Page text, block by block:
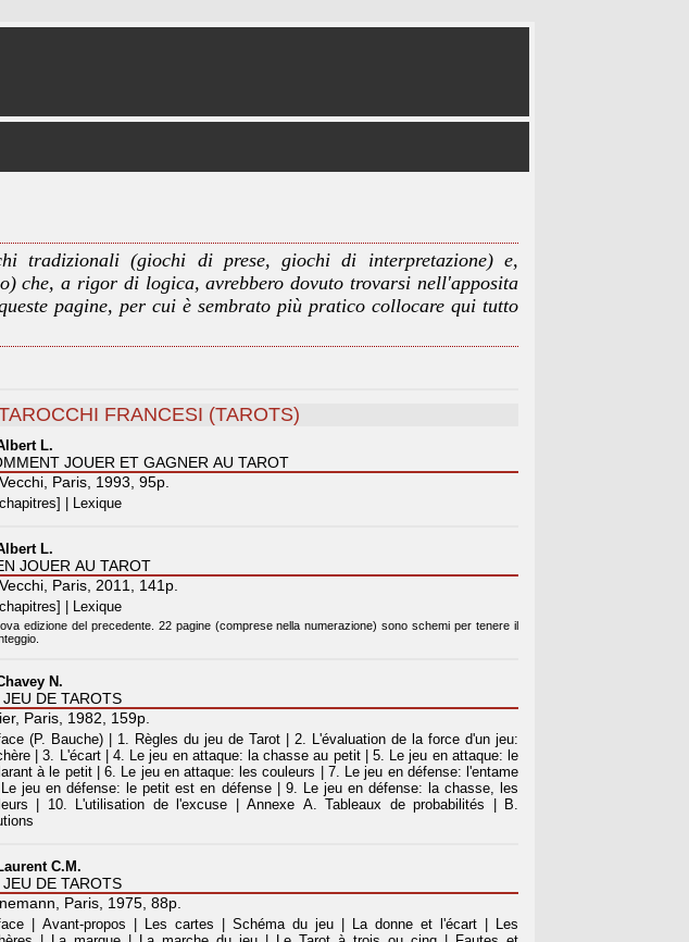
tradizionali (giochi di prese, giochi di interpretazione) e,
che, a rigor di logica, avrebbero dovuto trovarsi nell'apposita
pagine, per cui è sembrato più pratico collocare qui tutto
FRANCESI (TAROTS)
L.
JOUER ET GAGNER AU TAROT
Paris, 1993, 95p.
| Lexique
L.
JOUER AU TAROT
Paris, 2011, 141p.
| Lexique
edizione del precedente. 22 pagine (comprese nella numerazione) sono schemi per tenere il
N.
JEU DE TAROTS
Paris, 1982, 159p.
(P. Bauche) | 1. Règles du jeu de Tarot | 2. L'évaluation de la force d'un jeu:
| 3. L'écart | 4. Le jeu en attaque: la chasse au petit | 5. Le jeu en attaque: le
à le petit | 6. Le jeu en attaque: les couleurs | 7. Le jeu en défense: l'entame
Le jeu en défense: le petit est en défense | 9. Le jeu en défense: la chasse, les
| 10. L'utilisation de l'excuse | Annexe A. Tableaux de probabilités | B.
C.M.
JEU DE TAROTS
Paris, 1975, 88p.
| Avant-propos | Les cartes | Schéma du jeu | La donne et l'écart | Les